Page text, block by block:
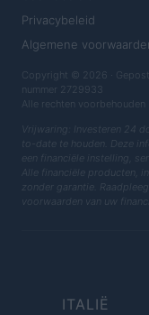
Privacybeleid
Algemene
Copyright © 2026 ·
nummer 2729933
Alle rechten voorbehouden
Vrijwaring: Investeren 24
to-date te houden. Deze
een financiële instelling,
Alle financiële producten,
zonder garantie.
voorwaarden van uw
ITALIË